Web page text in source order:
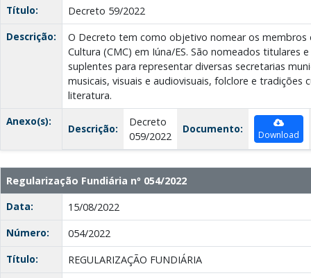
Título:
Decreto 59/2022
Descrição:
O Decreto tem como objetivo nomear os membros
Cultura (CMC) em Iúna/ES. São nomeados titulares
suplentes para representar diversas secretarias
musicais, visuais e audiovisuais, folclore e tradições
literatura.
Anexo(s):
Descrição:
Decreto
059/2022
Documento: Download
Regularização Fundiária nº 054/2022
Data:
15/08/2022
Número:
054/2022
Título:
REGULARIZAÇÃO FUNDIÁRIA